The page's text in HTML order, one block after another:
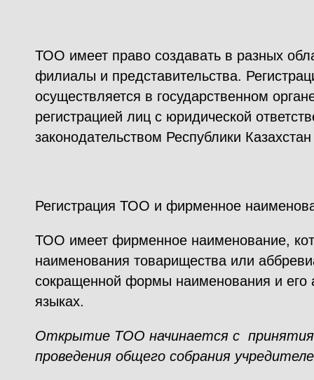
ТОО имеет право создавать в разных
филиалы и представительства.
осуществляется в государственном
регистрацией лиц с юридической
законодательством Республики
Регистрация ТОО и фирменное
ТОО имеет фирменное наименование,
наименования товарищества или
сокращенной формы наименования и его
языках.
Открытие ТОО начинается с принятия
проведения общего собрания